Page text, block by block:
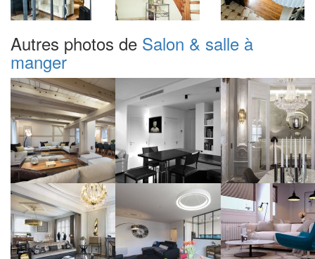
Autres photos de Salon & salle à
manger